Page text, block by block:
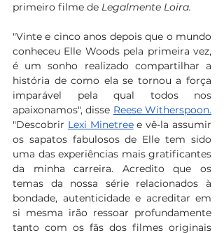
primeiro filme de Legalmente Loira.
"Vinte e cinco anos depois que o mundo
conheceu Elle Woods pela primeira vez,
é um sonho realizado compartilhar a
história de como ela se tornou a força
imparável pela qual todos nos
apaixonamos", disse Reese Witherspoon.
"Descobrir Lexi Minetree e vê-la assumir
os sapatos fabulosos de Elle tem sido
uma das experiências mais gratificantes
da minha carreira. Acredito que os
temas da nossa série relacionados à
bondade, autenticidade e acreditar em
si mesma irão ressoar profundamente
tanto com os fãs dos filmes originais